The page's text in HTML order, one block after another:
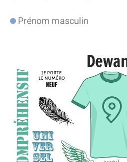
Prénom masculin
THÈME
THÈME «
APPRENDRE LA
EXPLORER LA